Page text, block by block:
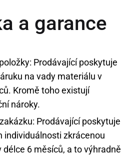
a garance
Prodávající poskytuje
na vady materiálu v
Kromě toho existují
nároky.
Prodávající poskytuje
individuálnosti zkrácenou
délce 6 měsíců, a to výhradně